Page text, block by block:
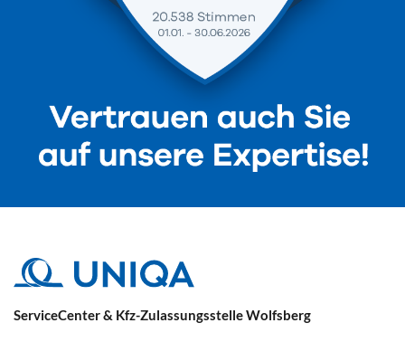
ServiceCenter & Kfz-Zulassungsstelle Wolfsberg